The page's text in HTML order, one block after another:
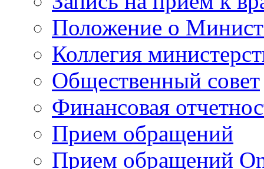
Положение о
Коллегия
Общественный совет
Финансовая
Прием обращений
Прием обращений